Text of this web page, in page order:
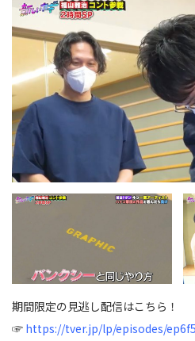
期間限定の見逃し配信はこちら！
☞ https://tver.jp/lp/episodes/